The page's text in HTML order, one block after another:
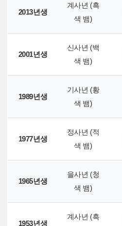
2013년생
계사년 (흑
색 뱀)
2001년생
신사년 (백
색 뱀)
1989년생
기사년 (황
색 뱀)
1977년생
정사년 (적
색 뱀)
1965년생
을사년 (청
색 뱀)
1953년생
계사년 (흑